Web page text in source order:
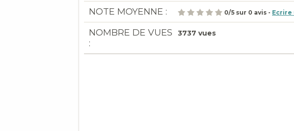
NOTE MOYENNE : 0/5 sur 0 avis - Ecrire
NOMBRE DE VUES
:
3737 vues